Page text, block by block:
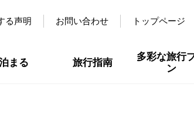
る声明 お問い合わせ トップページ
まる 旅行指南
多彩な旅行
ン